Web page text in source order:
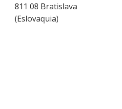
811 08 Bratislava
(Eslovaquia)